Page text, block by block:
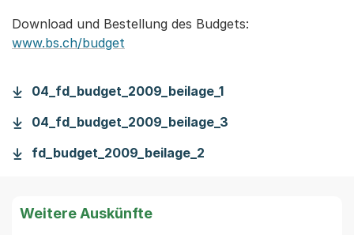
Download und Bestellung des Budgets:
www.bs.ch/budget
04_fd_budget_2009_beilage_1
04_fd_budget_2009_beilage_3
fd_budget_2009_beilage_2
Weitere Auskünfte